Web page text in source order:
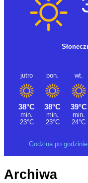
Godzina po godzinie
Archiwa